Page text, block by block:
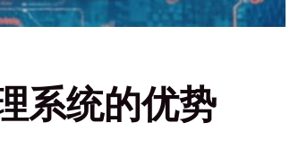
系统的优势